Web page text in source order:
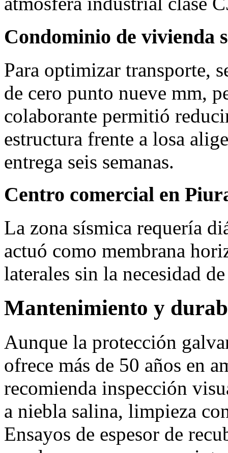
Condominio de vivienda
Para optimizar transporte,
de cero punto nueve mm,
colaborante permitió
estructura frente a losa
entrega seis semanas.
Centro comercial en
La zona sísmica requería
actuó como membrana
laterales sin la necesidad
Mantenimiento y
Aunque la protección
ofrece más de 50 años en
recomienda inspección
a niebla salina, limpieza
Ensayos de espesor de